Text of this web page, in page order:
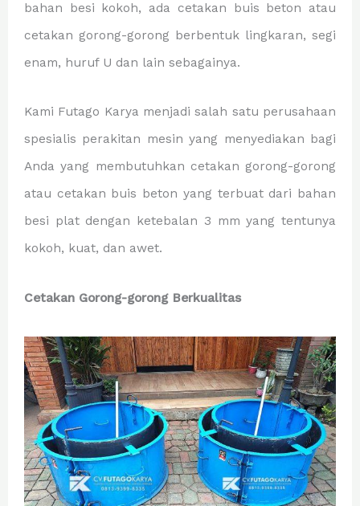
bahan besi kokoh, ada cetakan buis beton atau
cetakan gorong-gorong berbentuk lingkaran, segi
enam, huruf U dan lain sebagainya.
Kami Futago Karya menjadi salah satu perusahaan
spesialis perakitan mesin yang menyediakan bagi
Anda yang membutuhkan cetakan gorong-gorong
atau cetakan buis beton yang terbuat dari bahan
besi plat dengan ketebalan 3 mm yang tentunya
kokoh, kuat, dan awet.
Cetakan Gorong-gorong Berkualitas